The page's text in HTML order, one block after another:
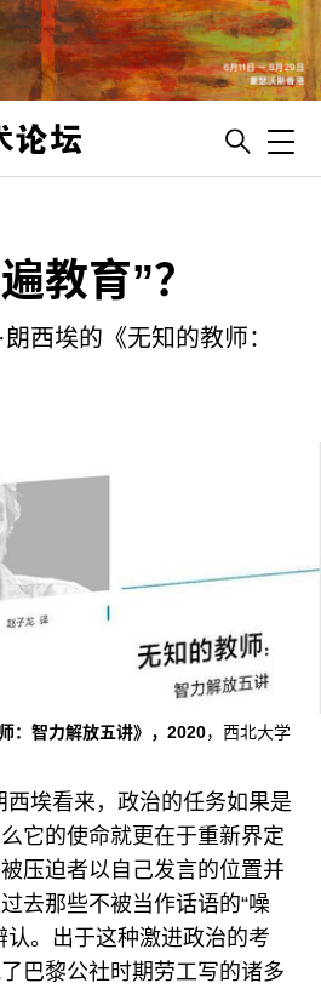
教育”？
朗西埃的《无知的教师：
：智力解放五讲》，2020，西北大学
西埃看来，政治的任务如果是
它的使命就更在于重新界定
压迫者以自己发言的位置并
去那些不被当作话语的“噪
认。出于这种激进政治的考
巴黎公社时期劳工写的诸多